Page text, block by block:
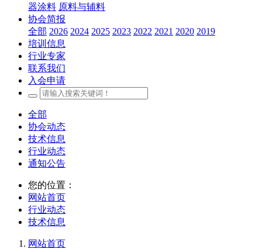
器涂料 原料与辅料
协会简报
全部 2026 2024 2025 2023 2022 2021 2020 2019
培训信息
行业专家
联系我们
入会申请
全部
协会动态
技术信息
行业动态
通知公告
您的位置：
网站首页
行业动态
技术信息
网站首页